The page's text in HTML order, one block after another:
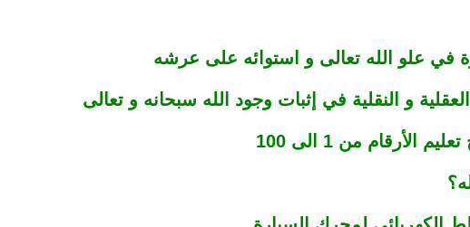
في علو الله تعالى و استوائه على عرشه
العقلية و النقلية في إثبات وجود الله سبحانه و تعالى
الأرقام من 1 الى 100